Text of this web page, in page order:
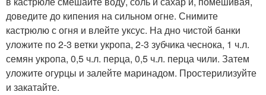
доведите до кипения на сильном огне. Снимите
кастрюлю с огня и влейте уксус. На дно чистой банки
уложите по 2-3 ветки укропа, 2-3 зубчика чеснока, 1 ч.л.
семян укропа, 0,5 ч.л. перца, 0,5 ч.л. перца чили. Затем
уложите огурцы и залейте маринадом. Простерилизуйте
и закатайте.